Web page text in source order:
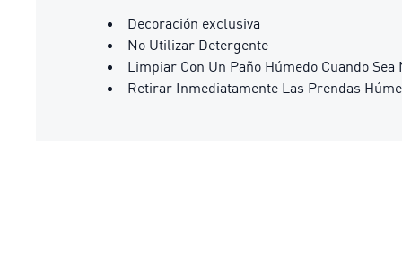
Decoración exclusiva
No Utilizar Detergente
Limpiar Con Un Paño Húmedo Cuando Sea
Retirar Inmediatamente Las Prendas